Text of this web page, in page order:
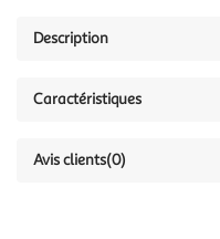
Description
Caractéristiques
Avis clients(0)